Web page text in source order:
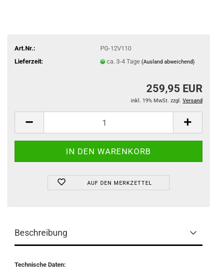
Art.Nr.:
PG-12V110
Lieferzeit:
ca. 3-4 Tage (Ausland abweichend)
259,95 EUR
inkl. 19% MwSt. zzgl. Versand
AUF DEN MERKZETTEL
Beschreibung
Technische Daten: